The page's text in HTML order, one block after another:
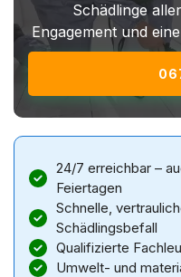
Schädlinge
Engagement und
24/7 erreichbar –
Feiertagen
Schnelle,
Schädlingsbefall
Qualifizierte
Umwelt- und